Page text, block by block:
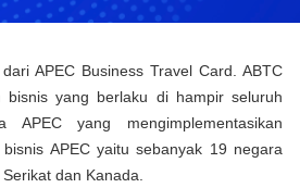
APEC Business Travel Card. ABTC
bisnis yang berlaku di hampir seluruh
APEC yang mengimplementasikan
APEC yaitu sebanyak 19 negara
dan Kanada.